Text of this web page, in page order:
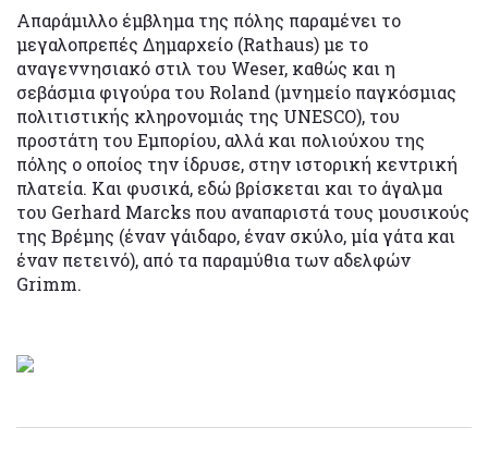
Απαράμιλλο έμβλημα της πόλης παραμένει το
μεγαλοπρεπές Δημαρχείο (Rathaus) με το
αναγεννησιακό στιλ του Weser, καθώς και η
σεβάσμια φιγούρα του Roland (μνημείο παγκόσμιας
πολιτιστικής κληρονομιάς της UNESCO), του
προστάτη του Εμπορίου, αλλά και πολιούχου της
πόλης ο οποίος την ίδρυσε, στην ιστορική κεντρική
πλατεία. Και φυσικά, εδώ βρίσκεται και το άγαλμα
του Gerhard Marcks που αναπαριστά τους μουσικούς
της Βρέμης (έναν γάιδαρο, έναν σκύλο, μία γάτα και
έναν πετεινό), από τα παραμύθια των αδελφών
Grimm.